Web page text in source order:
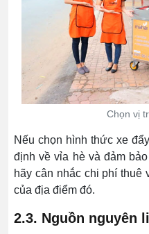
Chọn vị
Nếu chọn hình thức xe
định về vỉa hè và đảm
hãy cân nhắc chi phí thuê
của địa điểm đó.
2.3. Nguồn nguyên